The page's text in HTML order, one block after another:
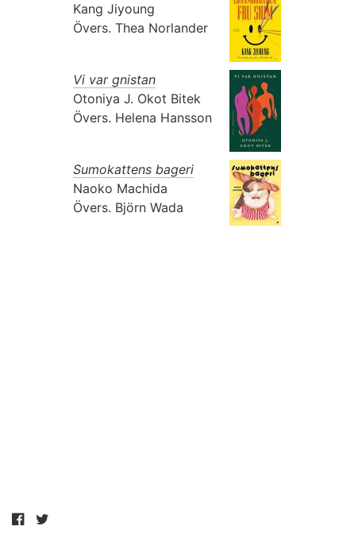
Kang Jiyoung
Övers. Thea Norlander
Vi var gnistan
Otoniya J. Okot Bitek
Övers. Helena Hansson
Sumokattens bageri
Naoko Machida
Övers. Björn Wada